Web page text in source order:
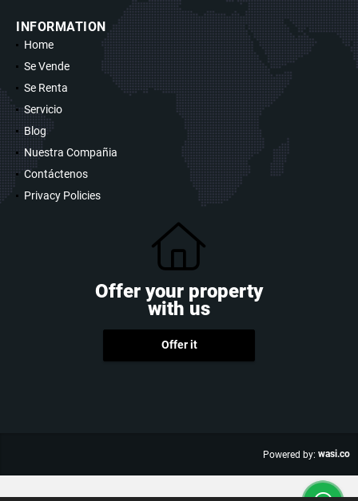
INFORMATION
Home
Se Vende
Se Renta
Servicio
Blog
Nuestra Compañia
Contáctenos
Privacy Policies
Offer your property
with us
Offer it
Powered by: wasi.co